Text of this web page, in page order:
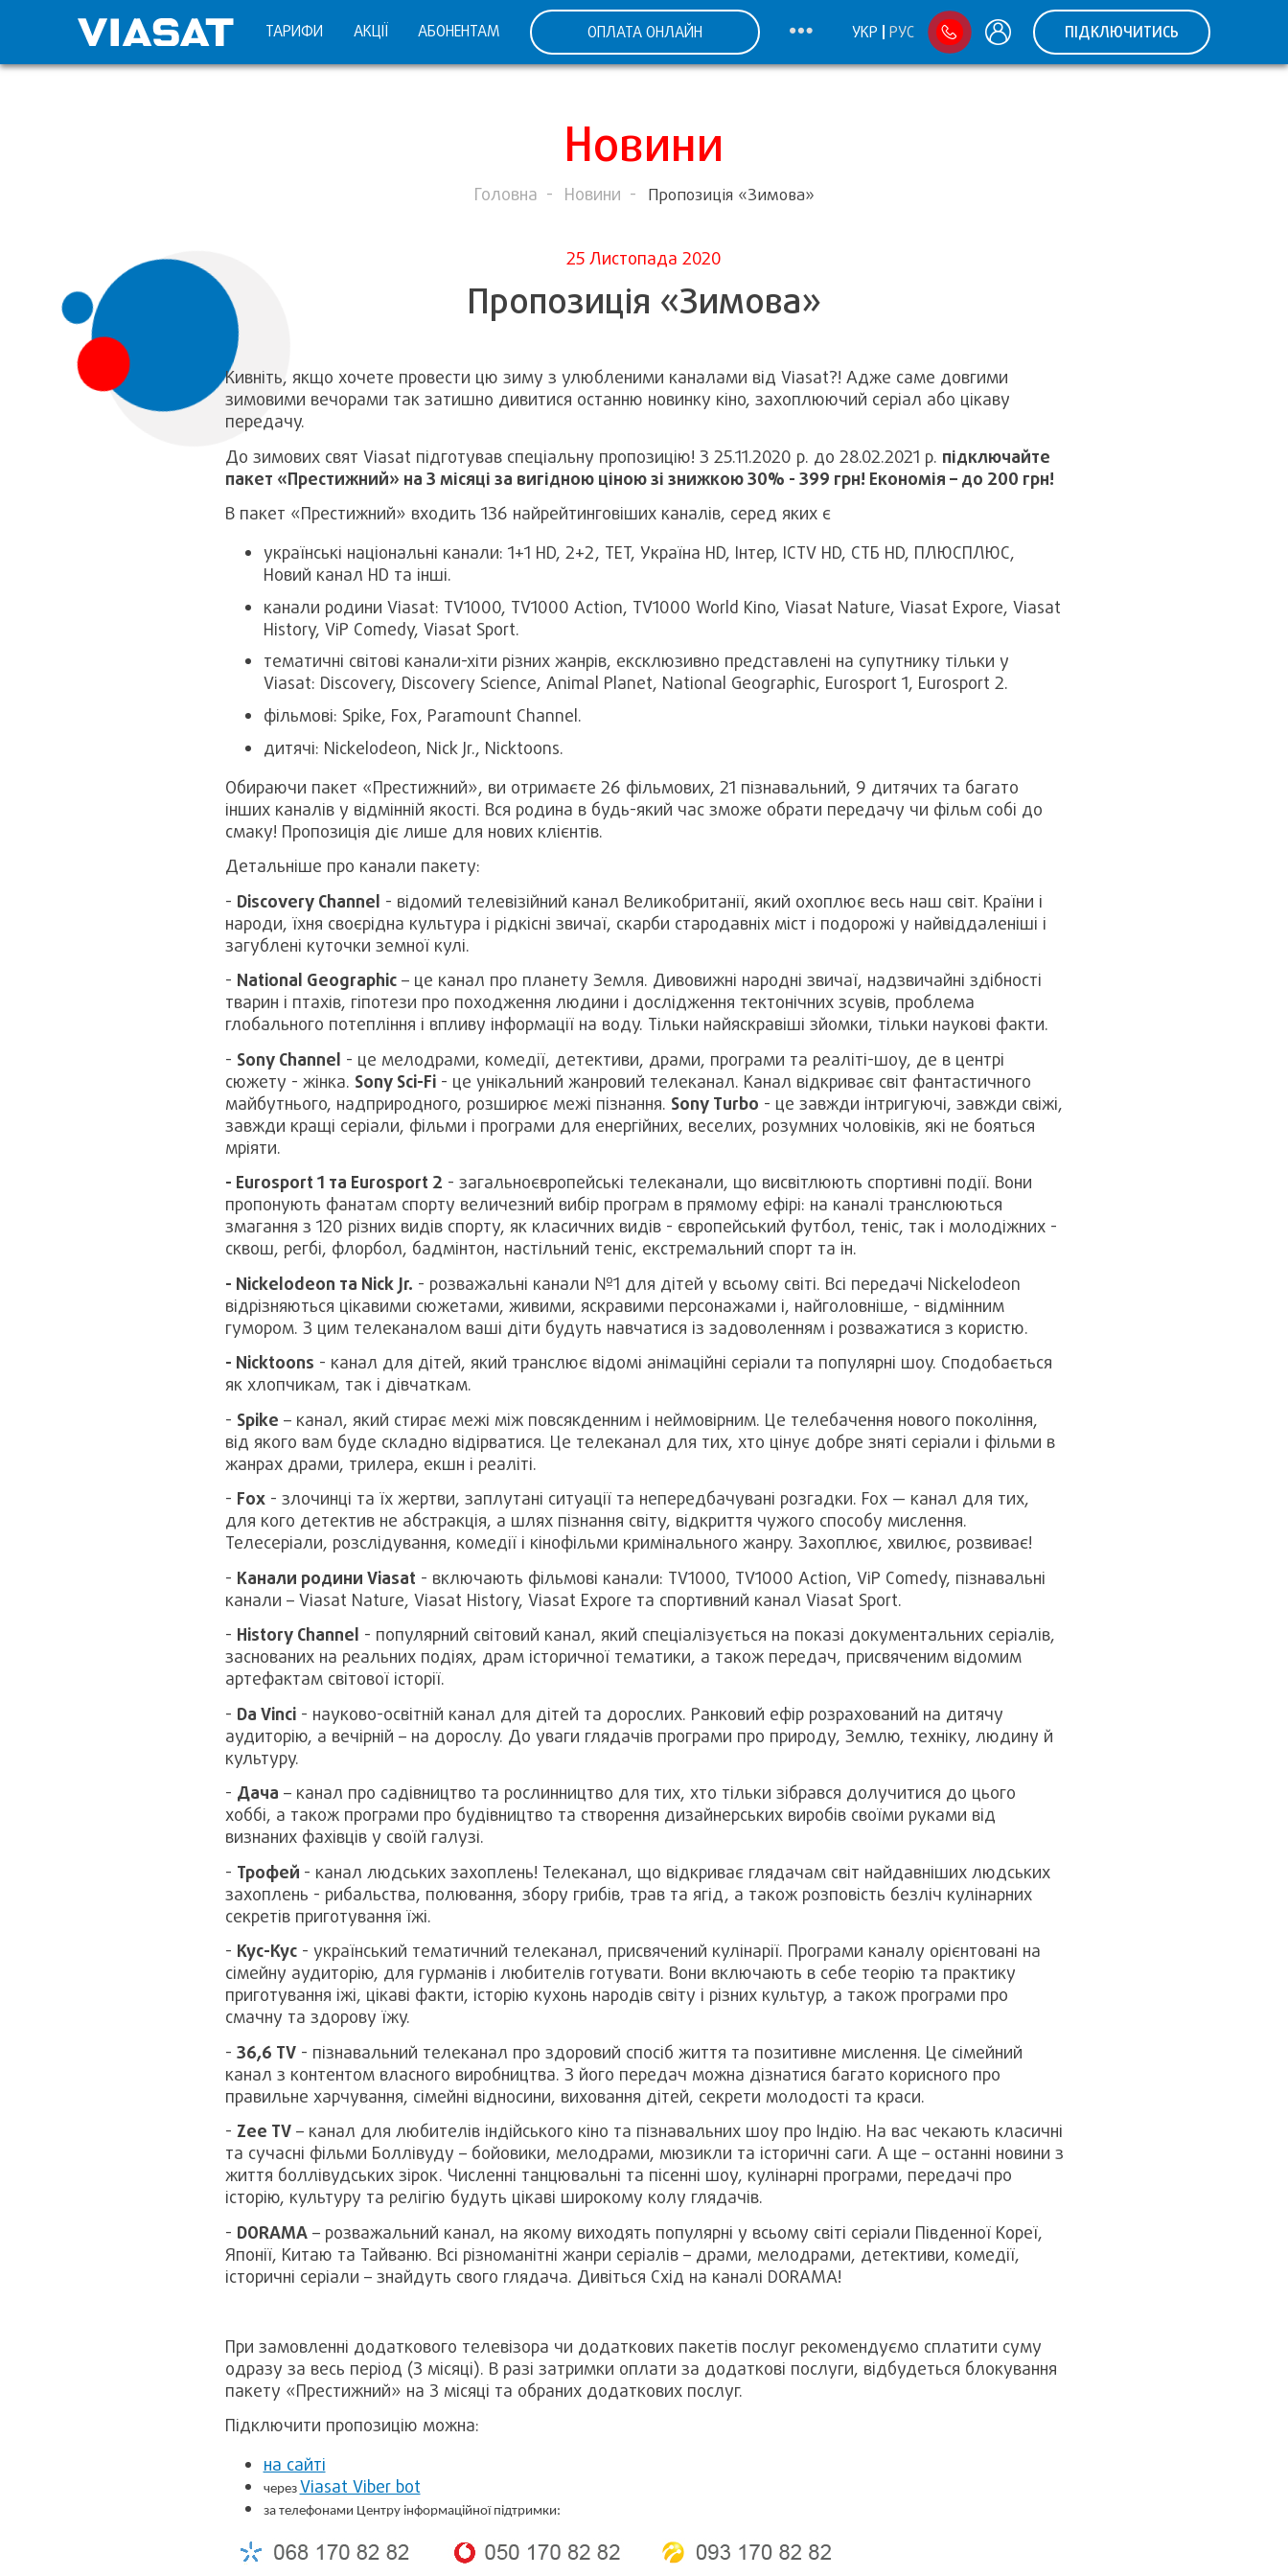
ТАРИФИ АКЦІЇ АБОНЕНТАМ ОПЛАТА ОНЛАЙН УКР РУС ПІДКЛЮЧИТИСЬ
Новини
Головна Новини Пропозиція «Зимова»
25 Листопада 2020
Пропозиція «Зимова»
Кивніть, якщо хочете провести цю зиму з улюбленими каналами від Viasat?! Адже саме довгими
зимовими вечорами так затишно дивитися останню новинку кіно, захоплюючий серіал або цікаву
передачу.
До зимових свят Viasat підготував спеціальну пропозицію! З 25.11.2020 р. до 28.02.2021 р. підключайте
пакет «Престижний» на 3 місяці за вигідною ціною зі знижкою 30% - 399 грн! Економія – до 200 грн!
В пакет «Престижний» входить 136 найрейтинговіших каналів, серед яких є
українські національні канали: 1+1 HD, 2+2, ТЕТ, Україна HD, Інтер, ICTV HD, СТБ HD, ПЛЮСПЛЮС,
Новий канал HD та інші.
канали родини Viasat: TV1000, TV1000 Action, TV1000 World Kino, Viasat Nature, Viasat Expore, Viasat
History, ViP Comedy, Viasat Sport.
тематичні світові канали-хіти різних жанрів, ексклюзивно представлені на супутнику тільки у
Viasat: Discovery, Discovery Science, Animal Planet, National Geographic, Eurosport 1, Eurosport 2.
фільмові: Spike, Fox, Paramount Channel.
дитячі: Nickelodeon, Nick Jr., Nicktoons.
Обираючи пакет «Престижний», ви отримаєте 26 фільмових, 21 пізнавальний, 9 дитячих та багато
інших каналів у відмінній якості. Вся родина в будь-який час зможе обрати передачу чи фільм собі до
смаку! Пропозиція діє лише для нових клієнтів.
Детальніше про канали пакету:
- Discovery Channel - відомий телевізійний канал Великобританії, який охоплює весь наш світ. Країни і
народи, їхня своєрідна культура і рідкісні звичаї, скарби стародавніх міст і подорожі у найвіддаленіші і
загублені куточки земної кулі.
- National Geographic– це канал про планету Земля. Дивовижні народні звичаї, надзвичайні здібності
тварин і птахів, гіпотези про походження людини і дослідження тектонічних зсувів, проблема
глобального потепління і впливу інформації на воду. Тільки найяскравіші зйомки, тільки наукові факти.
- Sony Channel - це мелодрами, комедії, детективи, драми, програми та реаліті-шоу, де в центрі
сюжету - жінка. Sony Sci-Fi- це унікальний жанровий телеканал. Канал відкриває світ фантастичного
майбутнього, надприродного, розширює межі пізнання. Sony Turbo - це завжди інтригуючі, завжди свіжі,
завжди кращі серіали, фільми і програми для енергійних, веселих, розумних чоловіків, які не бояться
мріяти.
- Eurosport 1 та Eurosport 2 - загальноєвропейські телеканали, що висвітлюють спортивні події. Вони
пропонують фанатам спорту величезний вибір програм в прямому ефірі: на каналі транслюються
змагання з 120 різних видів спорту, як класичних видів - європейський футбол, теніс, так і молодіжних -
сквош, регбі, флорбол, бадмінтон, настільний теніс, екстремальний спорт та ін.
- Nickelodeon та Nick Jr. - розважальні канали №1 для дітей у всьому світі. Всі передачі Nickelodeon
відрізняються цікавими сюжетами, живими, яскравими персонажами і, найголовніше, - відмінним
гумором. З цим телеканалом ваші діти будуть навчатися із задоволенням і розважатися з користю.
- Nicktoons - канал для дітей, який транслює відомі анімаційні серіали та популярні шоу. Сподобається
як хлопчикам, так і дівчаткам.
- Spike – канал, який стирає межі між повсякденним і неймовірним. Це телебачення нового покоління,
від якого вам буде складно відірватися. Це телеканал для тих, хто цінує добре зняті серіали і фільми в
жанрах драми, трилера, екшн і реаліті.
- Fox- злочинці та їх жертви, заплутані ситуації та непередбачувані розгадки. Fox — канал для тих,
для кого детектив не абстракція, а шлях пізнання світу, відкриття чужого способу мислення.
Телесеріали, розслідування, комедії і кінофільми кримінального жанру. Захоплює, хвилює, розвиває!
- Канали родини Viasat - включають фільмові канали: TV1000, TV1000 Action, ViP Comedy, пізнавальні
канали – Viasat Nature, Viasat History, Viasat Expore та спортивний канал Viasat Sport.
- History Channel - популярний світовий канал, який cпеціалізується на показі документальних серіалів,
заснованих на реальних подіях, драм історичної тематики, а також передач, присвяченим відомим
артефактам світової історії.
- Da Vinci- науково-освітній канал для дітей та дорослих. Ранковий ефір розрахований на дитячу
аудиторію, а вечірній – на дорослу. До уваги глядачів програми про природу, Землю, техніку, людину й
культуру.
- Дача – канал про садівництво та рослинництво для тих, хто тільки зібрався долучитися до цього
хоббі, а також програми про будівництво та створення дизайнерських виробів своїми руками від
визнаних фахівців у своїй галузі.
- Трофей - канал людських захоплень! Телеканал, що відкриває глядачам світ найдавніших людських
захоплень - рибальства, полювання, збору грибів, трав та ягід, а також розповість безліч кулінарних
секретів приготування їжі.
- Кус-Кус- український тематичний телеканал, присвячений кулінарії. Програми каналу орієнтовані на
сімейну аудиторію, для гурманів і любителів готувати. Вони включають в себе теорію та практику
приготування іжі, цікаві факти, історію кухонь народів світу і різних культур, а також програми про
смачну та здорову їжу.
- 36,6 TV- пізнавальний телеканал про здоровий спосіб життя та позитивне мислення. Це сімейний
канал з контентом власного виробництва. З його передач можна дізнатися багато корисного про
правильне харчування, сімейні відносини, виховання дітей, секрети молодості та краси.
- Zee TV– канал для любителів індійського кіно та пізнавальних шоу про Індію. На вас чекають класичні
та сучасні фільми Боллівуду – бойовики, мелодрами, мюзикли та історичні саги. А ще – останні новини з
життя боллівудських зірок. Численні танцювальні та пісенні шоу, кулінарні програми, передачі про
історію, культуру та релігію будуть цікаві широкому колу глядачів.
- DORAMA– розважальний канал, на якому виходять популярні у всьому світі серіали Південної Кореї,
Японії, Китаю та Тайваню. Всі різноманітні жанри серіалів – драми, мелодрами, детективи, комедії,
історичні серіали – знайдуть свого глядача. Дивіться Схід на каналі DORAMA!
При замовленні додаткового телевізора чи додаткових пакетів послуг рекомендуємо сплатити суму
одразу за весь період (3 місяці). В разі затримки оплати за додаткові послуги, відбудеться блокування
пакету «Престижний» на 3 місяці та обраних додаткових послуг.
Підключити пропозицію можна:
на сайті
через Viasat Viber bot
за телефонами Центру інформаційної підтримки: